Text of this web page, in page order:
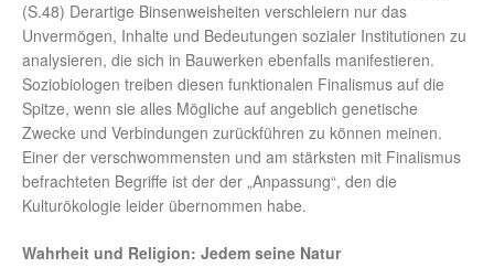
(S.48) Derartige Binsenweisheiten verschleiern nur das
Unvermögen, Inhalte und Bedeutungen sozialer Institutionen zu
analysieren, die sich in Bauwerken ebenfalls manifestieren.
Soziobiologen treiben diesen funktionalen Finalismus auf die
Spitze, wenn sie alles Mögliche auf angeblich genetische
Zwecke und Verbindungen zurückführen zu können meinen.
Einer der verschwommensten und am stärksten mit Finalismus
befrachteten Begriffe ist der der „Anpassung“, den die
Kulturökologie leider übernommen habe.
Wahrheit und Religion: Jedem seine Natur